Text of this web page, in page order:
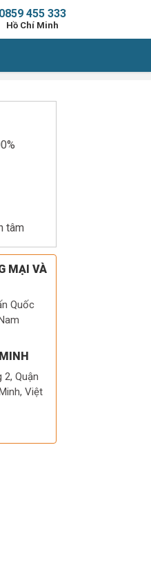
0859 455 333
Hồ Chí Minh
tâm
MẠI VÀ
Quốc
2, Quận
Việt